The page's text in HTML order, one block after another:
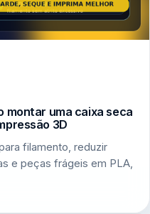
montar uma caixa seca
3D
filamento, reduzir
e peças frágeis em PLA,